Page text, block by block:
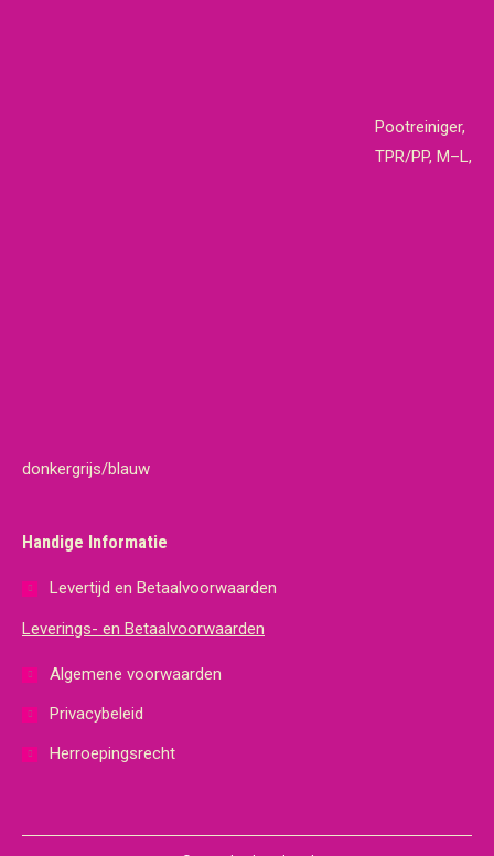
Pootreiniger,
TPR/PP, M–L,
donkergrijs/blauw
Handige Informatie
Levertijd en Betaalvoorwaarden
Leverings- en Betaalvoorwaarden
Algemene voorwaarden
Privacybeleid
Herroepingsrecht